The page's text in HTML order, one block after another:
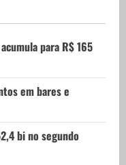
para R$ 165
em bares e
bi no segundo